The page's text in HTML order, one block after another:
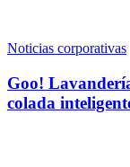
Noticias corporativas
Goo!
colada